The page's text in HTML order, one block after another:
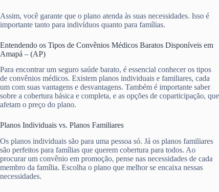
Assim, você garante que o plano atenda às suas necessidades. Isso é
importante tanto para indivíduos quanto para famílias.
Entendendo os Tipos de Convênios Médicos Baratos Disponíveis em
Amapá – (AP)
Para encontrar um seguro saúde barato, é essencial conhecer os tipos
de convênios médicos. Existem planos individuais e familiares, cada
um com suas vantagens e desvantagens. Também é importante saber
sobre a cobertura básica e completa, e as opções de coparticipação, que
afetam o preço do plano.
Planos Individuais vs. Planos Familiares
Os planos individuais são para uma pessoa só. Já os planos familiares
são perfeitos para famílias que querem cobertura para todos. Ao
procurar um convênio em promoção, pense nas necessidades de cada
membro da família. Escolha o plano que melhor se encaixa nessas
necessidades.